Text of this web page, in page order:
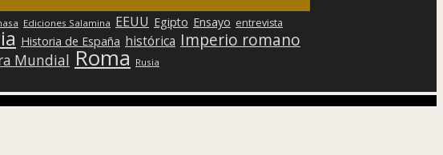
Ediciones Salamina EEUU Egipto Ensayo entrevista
Historia de España histórica Imperio romano
Mundial Roma Rusia